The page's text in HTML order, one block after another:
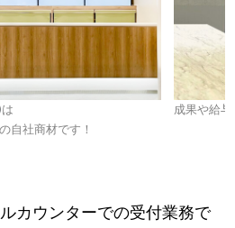
は
自社商材です！
成果や給
カウンターでの受付業務で